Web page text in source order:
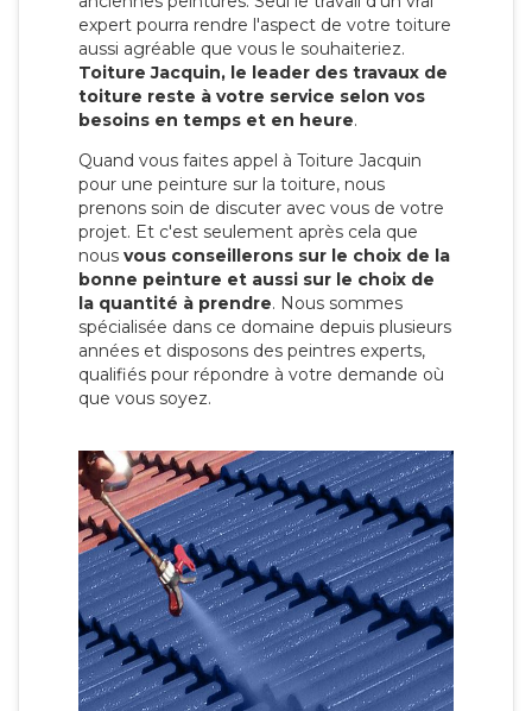
expert pourra rendre l'aspect de votre toiture
aussi agréable que vous le souhaiteriez.
Toiture Jacquin, le leader des travaux de
toiture reste à votre service selon vos
besoins en temps et en heure.
Quand vous faites appel à Toiture Jacquin
pour une peinture sur la toiture, nous
prenons soin de discuter avec vous de votre
projet. Et c'est seulement après cela que
nous vous conseillerons sur le choix de la
bonne peinture et aussi sur le choix de
la quantité à prendre. Nous sommes
spécialisée dans ce domaine depuis plusieurs
années et disposons des peintres experts,
qualifiés pour répondre à votre demande où
que vous soyez.